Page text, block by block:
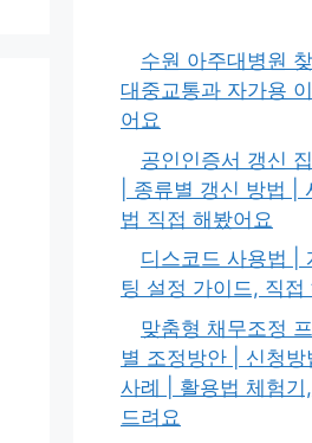
수원 아주대병원
대중교통과 자가용
어요
공인인증서 갱신
| 종류별 갱신 방법 |
법 직접 해봤어요
디스코드 사용법 |
팅 설정 가이드, 직접
맞춤형 채무조정
별 조정방안 | 신청
사례 | 활용법 체험기
드려요